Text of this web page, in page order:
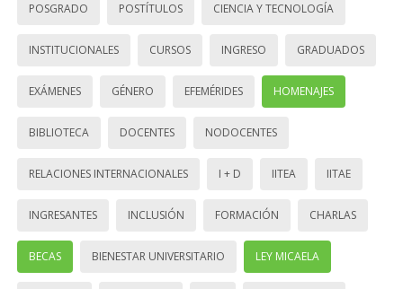
POSGRADO POSTÍTULOS CIENCIA Y TECNOLOGÍA
INSTITUCIONALES CURSOS INGRESO GRADUADOS
EXÁMENES GÉNERO EFEMÉRIDES HOMENAJES
BIBLIOTECA DOCENTES NODOCENTES
RELACIONES INTERNACIONALES I + D IITEA IITAE
INGRESANTES INCLUSIÓN FORMACIÓN CHARLAS
BECAS BIENESTAR UNIVERSITARIO LEY MICAELA